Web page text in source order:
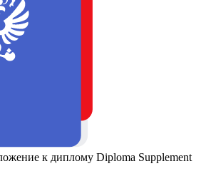
к диплому Diploma Supplement